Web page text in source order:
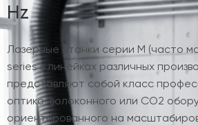
Hz
Лазерные станки серии M (часто
series в линейках различных
представляют собой класс
оптико-волоконного или CO2
ориентированного на